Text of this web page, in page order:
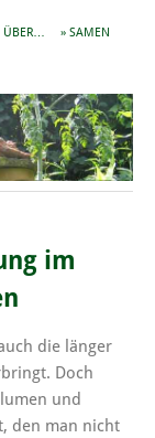
ÜBER… » SAMEN
im
die länger
Doch
und
den man nicht